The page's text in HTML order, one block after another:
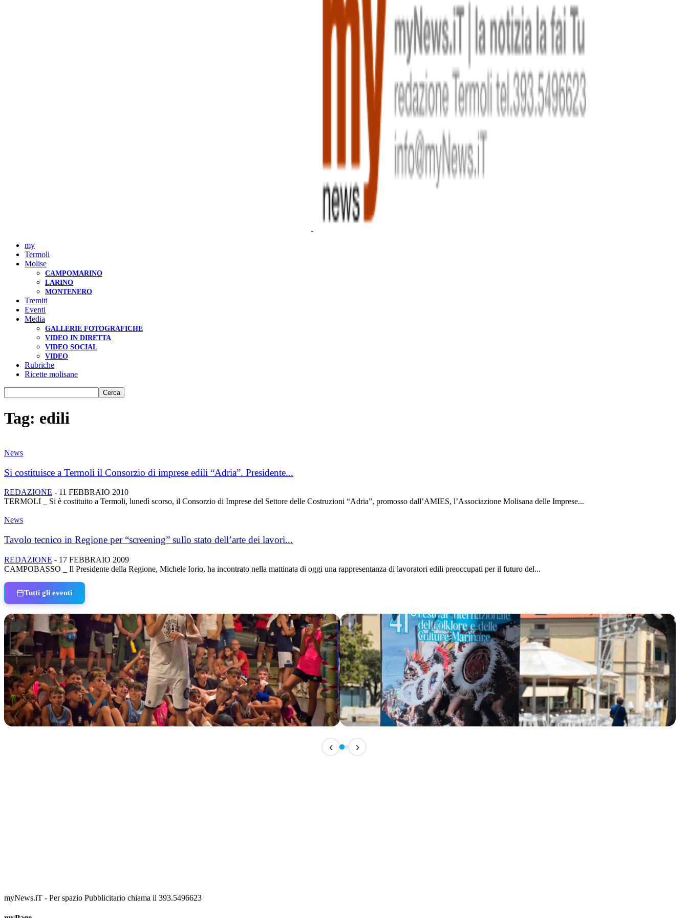
my
Termoli
Molise
CAMPOMARINO
LARINO
MONTENERO
Tremiti
Eventi
Media
GALLERIE FOTOGRAFICHE
VIDEO IN DIRETTA
VIDEO SOCIAL
VIDEO
Rubriche
Ricette molisane
Tag: edili
News
Si costituisce a Termoli il Consorzio di imprese edili “Adria”. Presidente...
REDAZIONE - 11 FEBBRAIO 2010
TERMOLI _ Si è costituito a Termoli, lunedì scorso, il Consorzio di Imprese del Settore delle Costruzioni “Adria”, promosso dall’AMIES, l’Associazione Molisana delle Imprese...
News
Tavolo tecnico in Regione per “screening” sullo stato dell’arte dei lavori...
REDAZIONE - 17 FEBBRAIO 2009
CAMPOBASSO _ Il Presidente della Regione, Michele Iorio, ha incontrato nella mattinata di oggi una rappresentanza di lavoratori edili preoccupati per il futuro del...
Tutti gli eventi
IN ARRIVO
Festival Internazionale del Folklore - 41ª edizione
‹ ›
myNews.iT - Per spazio Pubblicitario chiama il 393.5496623